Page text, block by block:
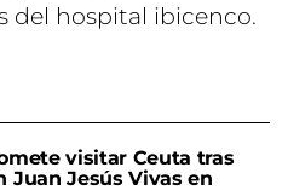
del hospital ibicenco.
visitar Ceuta tras
Juan Jesús Vivas en